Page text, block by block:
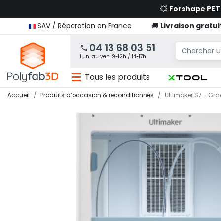
💥 Forshape
SAV / Réparation en France
🚚 Livraison
04 13 68 03 51
Lun. au ven. 9-12h / 14-17h
Tous les produits
Accueil Produits d’occasion & reconditionnés Ultimaker S7 -